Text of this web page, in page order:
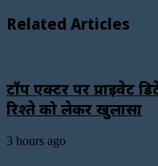
Related Articles
टॉप एक्टर पर प्राइवेट
रिश्ते को लेकर खुलासा
3 hours ago